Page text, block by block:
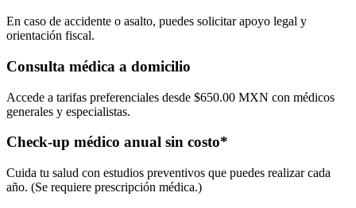
En caso de accidente o asalto, puedes solicitar apoyo legal y
orientación fiscal.
Consulta médica a domicilio
Accede a tarifas preferenciales desde $650.00 MXN con médicos
generales y especialistas.
Check-up médico anual sin costo*
Cuida tu salud con estudios preventivos que puedes realizar cada
año. (Se requiere prescripción médica.)